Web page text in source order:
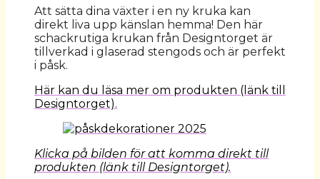
Att sätta dina växter i en ny kruka kan
direkt liva upp känslan hemma! Den här
schackrutiga krukan från Designtorget är
tillverkad i glaserad stengods och är perfekt
i påsk.
Här kan du läsa mer om produkten (länk till
Designtorget).
Klicka på bilden för att komma direkt till
produkten (länk till Designtorget).